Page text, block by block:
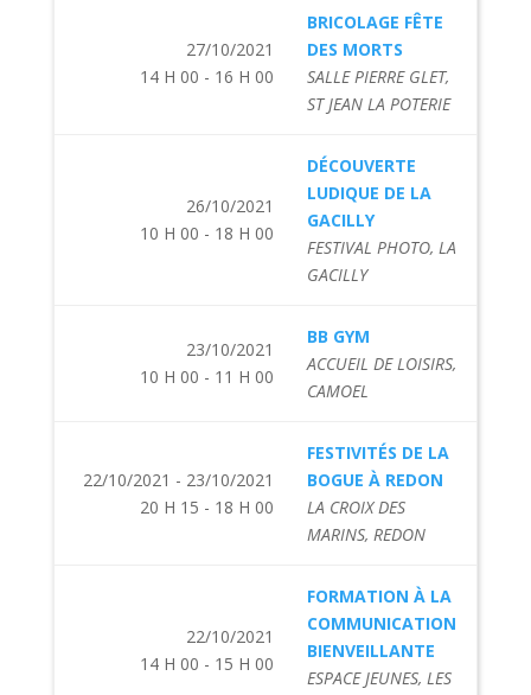
27/10/2021
14 H 00 - 16 H 00
BRICOLAGE FÊTE
DES MORTS
SALLE PIERRE GLET,
ST JEAN LA POTERIE
26/10/2021
10 H 00 - 18 H 00
DÉCOUVERTE
LUDIQUE DE LA
GACILLY
FESTIVAL PHOTO, LA
GACILLY
23/10/2021
10 H 00 - 11 H 00
BB GYM
ACCUEIL DE LOISIRS,
CAMOEL
22/10/2021 - 23/10/2021
20 H 15 - 18 H 00
FESTIVITÉS DE LA
BOGUE À REDON
LA CROIX DES
MARINS, REDON
22/10/2021
14 H 00 - 15 H 00
FORMATION À LA
COMMUNICATION
BIENVEILLANTE
ESPACE JEUNES, LES